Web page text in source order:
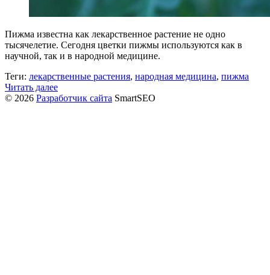
Пижма известна как лекарственное растение не одно
тысячелетие. Сегодня цветки пижмы используются как в
научной, так и в народной медицине.
Теги: лекарственные растения, народная медицина, пижма
Читать далее
© 2026 Разработчик сайта SmartSEO